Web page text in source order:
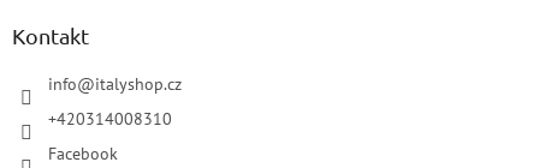
Kontakt
info@italyshop.cz
+420314008310
Facebook